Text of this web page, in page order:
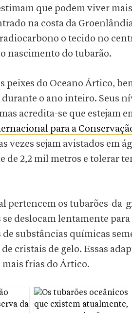
que podem viver
na costa da
o tecido no
nascimento do tubarão.
peixes do Oceano Ártico,
o ano inteiro. Seus
acredita-se que estejam
para a
vezes sejam avistados em
de 2,2 mil metros e tolerar
pertencem os tubarões-da-
deslocam lentamente
substâncias químicas
cristais de gelo. Essas
mais frias do Ártico.